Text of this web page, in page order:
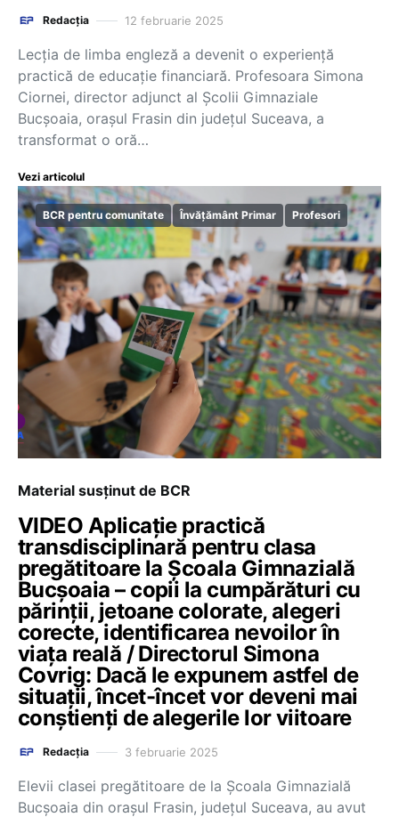
Redacția 12 februarie 2025
Lecția de limba engleză a devenit o experiență
practică de educație financiară. Profesoara Simona
Ciornei, director adjunct al Școlii Gimnaziale
Bucșoaia, orașul Frasin din județul Suceava, a
transformat o oră…
Vezi articolul
BCR pentru comunitate Învățământ Primar Profesori
Material susținut de BCR
VIDEO Aplicație practică
transdisciplinară pentru clasa
pregătitoare la Școala Gimnazială
Bucșoaia – copii la cumpărături cu
părinții, jetoane colorate, alegeri
corecte, identificarea nevoilor în
viața reală / Directorul Simona
Covrig: Dacă le expunem astfel de
situații, încet-încet vor deveni mai
conștienți de alegerile lor viitoare
Redacția 3 februarie 2025
Elevii clasei pregătitoare de la Școala Gimnazială
Bucșoaia din orașul Frasin, județul Suceava, au avut